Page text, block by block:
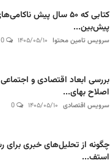
کتابی که ۵۰ سال پیش
پیش‌بین...
سرویس تامین محتوا ۱۴۰۵/۰۵/۱۰
بررسی ابعاد اقتصادی و
اصلاح بهای...
سرویس اقتصادی ۱۴۰۵/۰۵/۱۰
چگونه از تحلیل‌های خبری